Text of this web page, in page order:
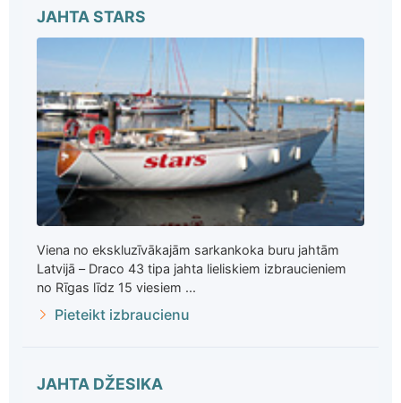
JAHTA STARS
Viena no ekskluzīvākajām sarkankoka buru jahtām
Latvijā – Draco 43 tipa jahta lieliskiem izbraucieniem
no Rīgas līdz 15 viesiem ...
Pieteikt izbraucienu
JAHTA DŽESIKA